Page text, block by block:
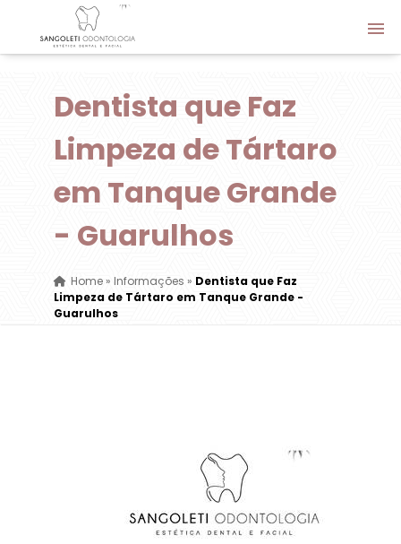
Dentista que Faz
Limpeza de Tártaro
em Tanque Grande
- Guarulhos
Home» Informações » Dentista que Faz
Limpeza de Tártaro em Tanque Grande -
Guarulhos